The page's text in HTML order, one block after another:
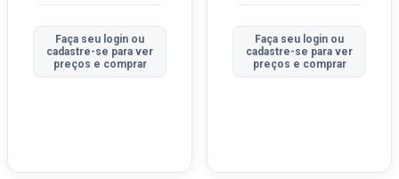
Faça seu login ou
cadastre-se para ver
preços e comprar
Faça seu login ou
cadastre-se para ver
preços e comprar